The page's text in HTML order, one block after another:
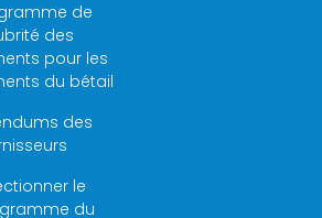
de
des
pour les
du bétail
des
le
du